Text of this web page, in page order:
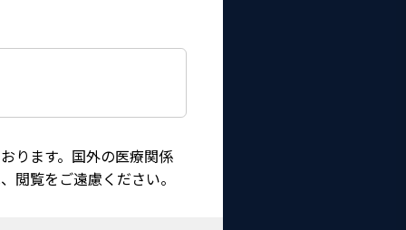
ります。国外の医療関係
閲覧をご遠慮ください。